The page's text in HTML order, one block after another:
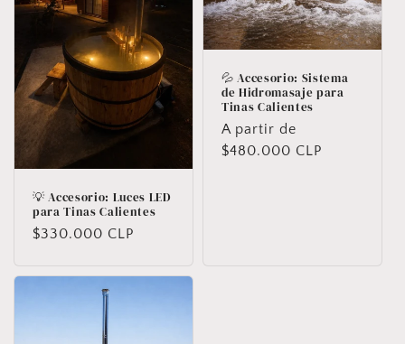
💡 Accesorio: Luces LED
para Tinas Calientes
Precio
$330.000 CLP
💦 Accesorio: Sistema
de Hidromasaje para
Tinas Calientes
Precio
habitual
A partir de
$480.000 CLP